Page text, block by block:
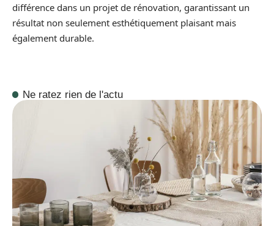
différence dans un projet de rénovation, garantissant un
résultat non seulement esthétiquement plaisant mais
également durable.
Ne ratez rien de l'actu